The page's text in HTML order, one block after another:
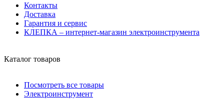
Контакты
Доставка
Гарантия и сервис
КЛЕПКА – интернет-магазин электроинструмента
Каталог товаров
Посмотреть все товары
Электроинструмент